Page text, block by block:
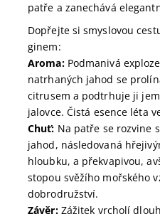
patře a zanechává
Dopřejte si smyslovou
ginem:
Aroma: Podmanivá
natrhaných jahod se
citrusem a podtrhuje ji
jalovce. Čistá esence léta
Chuť: Na patře se rozvine
jahod, následovaná
hloubku, a překvapivou,
stopou svěžího mořského
dobrodružství.
Závěr: Zážitek vrcholí